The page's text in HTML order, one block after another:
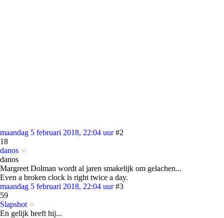
maandag 5 februari 2018, 22:04 uur #2
18
danos
danos
Margreet Dolman wordt al jaren smakelijk om gelachen...
Even a broken clock is right twice a day.
maandag 5 februari 2018, 22:04 uur #3
59
Slapshot
En gelijk heeft hij...